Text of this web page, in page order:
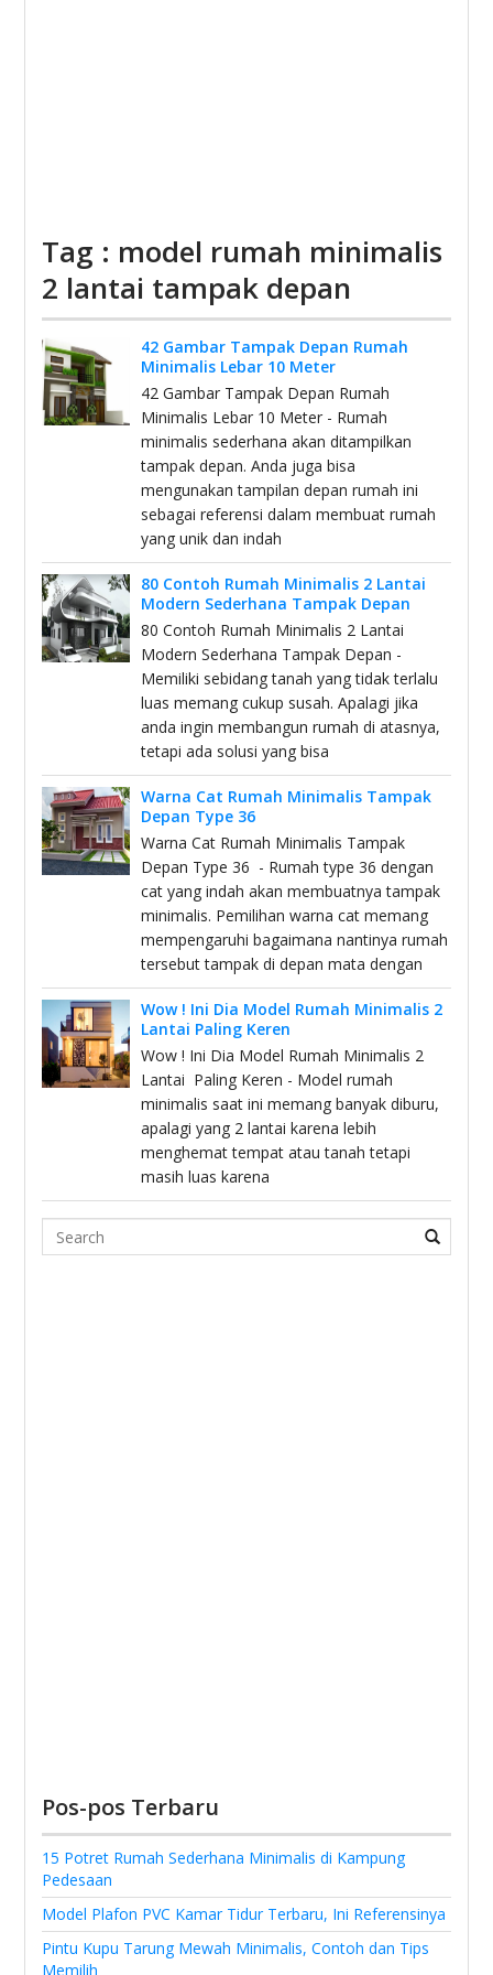
Tag : model rumah minimalis
2 lantai tampak depan
42 Gambar Tampak Depan Rumah
Minimalis Lebar 10 Meter
42 Gambar Tampak Depan Rumah
Minimalis Lebar 10 Meter - Rumah
minimalis sederhana akan ditampilkan
tampak depan. Anda juga bisa
mengunakan tampilan depan rumah ini
sebagai referensi dalam membuat rumah
yang unik dan indah
80 Contoh Rumah Minimalis 2 Lantai
Modern Sederhana Tampak Depan
80 Contoh Rumah Minimalis 2 Lantai
Modern Sederhana Tampak Depan -
Memiliki sebidang tanah yang tidak terlalu
luas memang cukup susah. Apalagi jika
anda ingin membangun rumah di atasnya,
tetapi ada solusi yang bisa
Warna Cat Rumah Minimalis Tampak
Depan Type 36
Warna Cat Rumah Minimalis Tampak
Depan Type 36 - Rumah type 36 dengan
cat yang indah akan membuatnya tampak
minimalis. Pemilihan warna cat memang
mempengaruhi bagaimana nantinya rumah
tersebut tampak di depan mata dengan
Wow ! Ini Dia Model Rumah Minimalis 2
Lantai Paling Keren
Wow ! Ini Dia Model Rumah Minimalis 2
Lantai Paling Keren - Model rumah
minimalis saat ini memang banyak diburu,
apalagi yang 2 lantai karena lebih
menghemat tempat atau tanah tetapi
masih luas karena
Search
Pos-pos Terbaru
15 Potret Rumah Sederhana Minimalis di Kampung
Pedesaan
Model Plafon PVC Kamar Tidur Terbaru, Ini Referensinya
Pintu Kupu Tarung Mewah Minimalis, Contoh dan Tips
Memilih